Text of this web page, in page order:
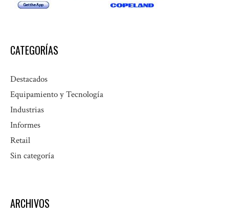
CATEGORÍAS
Destacados
Equipamiento y Tecnología
Industrias
Informes
Retail
Sin categoría
ARCHIVOS